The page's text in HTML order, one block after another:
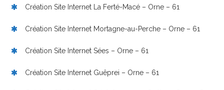
Création Site Internet La Ferté-Macé – Orne – 61
Création Site Internet Mortagne-au-Perche – Orne – 61
Création Site Internet Sées – Orne – 61
Création Site Internet Guêprei – Orne – 61